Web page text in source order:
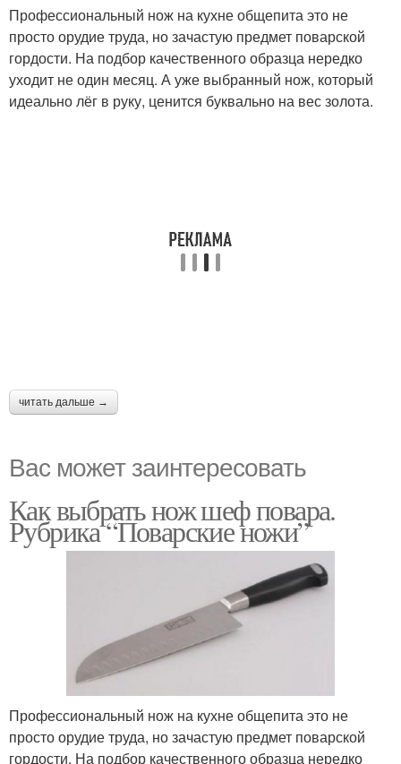
Профессиональный нож на кухне общепита это не
просто орудие труда, но зачастую предмет поварской
гордости. На подбор качественного образца нередко
уходит не один месяц. А уже выбранный нож, который
идеально лёг в руку, ценится буквально на вес золота.
читать дальше →
Вас может заинтересовать
Как выбрать нож шеф повара.
Рубрика “Поварские ножи”
Профессиональный нож на кухне общепита это не
просто орудие труда, но зачастую предмет поварской
гордости. На подбор качественного образца нередко